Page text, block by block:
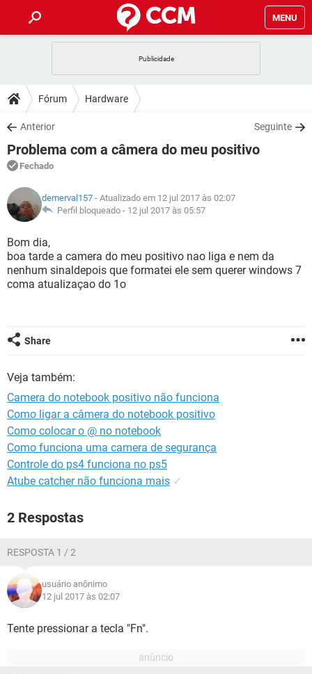
MENU
CELULAR
OUTLOOK
INSTAGRAM GMAIL
GUIA DE COMPRAS
DICAS
JOGOS
OUTLOOK
INSTAGRAM
GUIA DE COMPRAS
DOWNLOADS
JOGOS WHATSAPP
CELULAR
OUTLOOK EXCEL
INSTAGRAM
GUIA DE COMPRAS
FÓRUM
JOGOS
CELULAR FACEBOOK
INSTAGRAM GMAIL
GUIA DE COMPRAS
GLOSSÁRIO
JOGOS
CELULAR
OUTLOOK EXCEL
Fórum Hardware
Anterior Seguinte
Problema com a câmera do meu positivo
Fechado
demerval157 - Atualizado em 12 jul 2017 às 02:07
Perfil bloqueado - 12 jul 2017 às 05:57
Bom dia,
boa tarde a camera do meu positivo nao liga e nem da
nenhum sinaldepois que formatei ele sem querer windows 7
coma atualizaçao do 1o
Share
Veja também:
Camera do notebook positivo não funciona
Como ligar a câmera do notebook positivo
Como colocar o @ no notebook
Como funciona uma camera de segurança
Controle do ps4 funciona no ps5
Atube catcher não funciona mais ✓
2 Respostas
RESPOSTA 1 / 2
usuário anônimo
12 jul 2017 às 02:07
Tente pressionar a tecla "Fn".